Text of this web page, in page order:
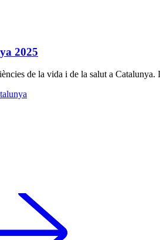
2025
de la vida i de la salut a